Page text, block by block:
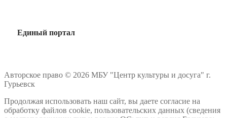
Единый портал
Авторское право © 2026 МБУ "Центр культуры и досуга" г.
Гурьевск
Продолжая использовать наш сайт, вы даете согласие на
обработку файлов cookie, пользовательских данных (сведения